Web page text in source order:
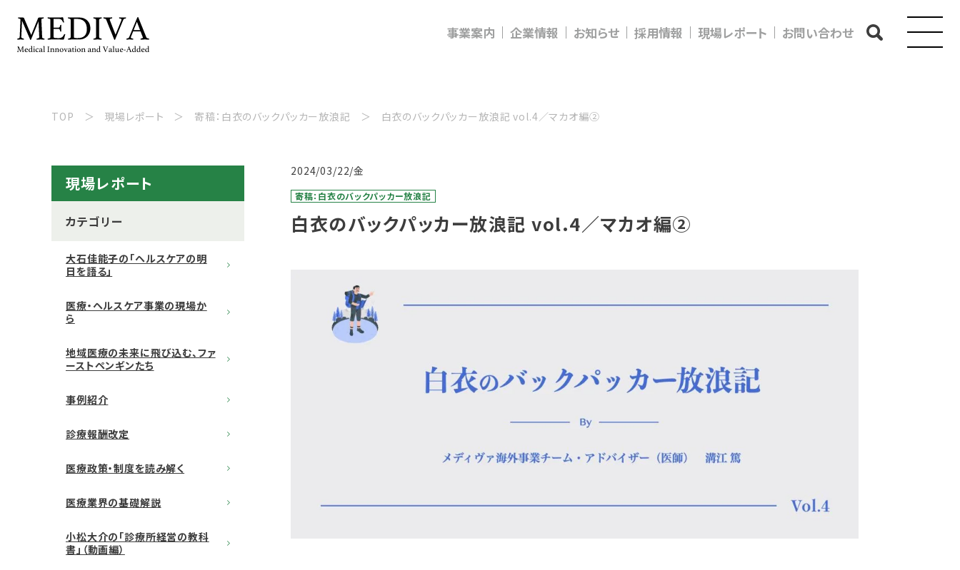
事業案内 企業情報 お知らせ 採用情報 現場レポート お問い合わせ
TOP 現場レポート 寄稿：白衣のバックパッカー放浪記 白衣のバックパッカー放浪記 vol.4／マカオ編②
現場レポート
カテゴリー
大石佳能子の「ヘルスケアの明
日を語る」
医療・ヘルスケア事業の現場か
ら
地域医療の未来に飛び込む、ファ
ーストペンギンたち
事例紹介
診療報酬改定
医療政策・制度を読み解く
医療業界の基礎解説
小松大介の「診療所経営の教科
書」（動画編）
2024/03/22/金
寄稿：白衣のバックパッカー放浪記
白衣のバックパッカー放浪記 vol.4／マカオ編②